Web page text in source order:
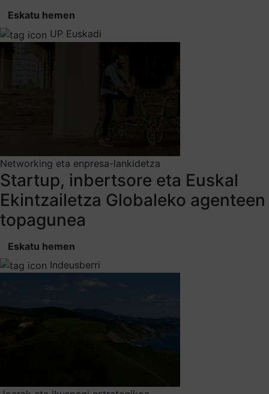
Eskatu hemen
UP Euskadi
Networking eta enpresa-lankidetza
Startup, inbertsore eta Euskal
Ekintzailetza Globaleko agenteen
topagunea
Eskatu hemen
Indeusberri